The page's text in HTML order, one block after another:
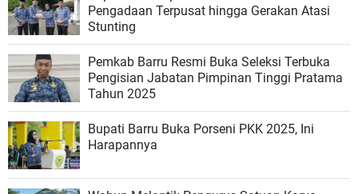
Pengadaan Terpusat hingga Gerakan Atasi
Stunting
Pemkab Barru Resmi Buka Seleksi Terbuka
Pengisian Jabatan Pimpinan Tinggi Pratama
Tahun 2025
Bupati Barru Buka Porseni PKK 2025, Ini
Harapannya